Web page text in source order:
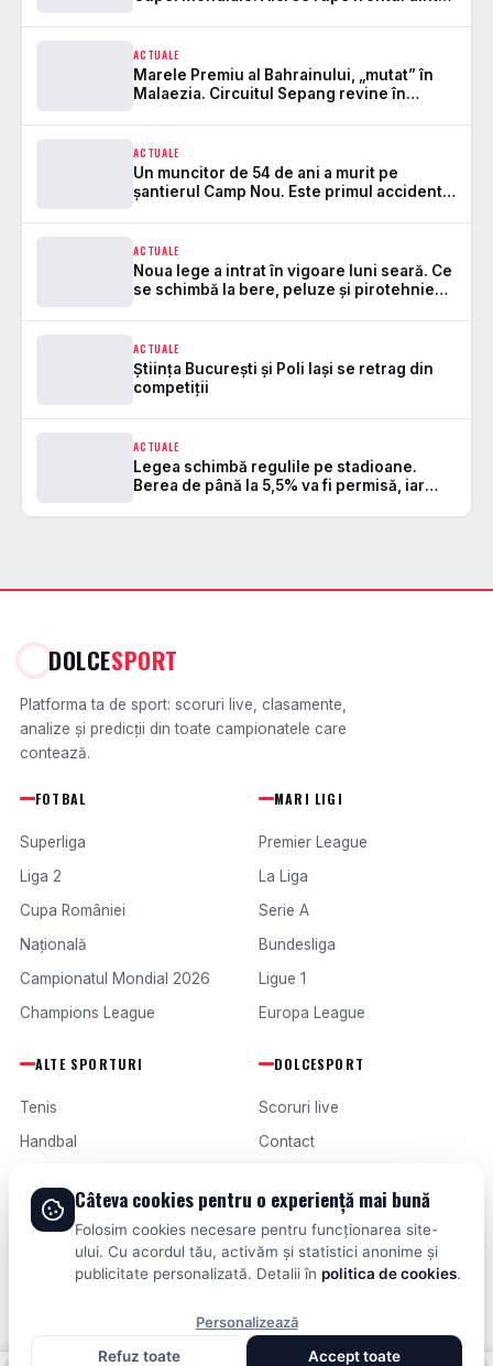
ACTUALE
Marele Premiu al Bahrainului, „mutat” în
Malaezia. Circuitul Sepang revine în
ACTUALE
Un muncitor de 54 de ani a murit pe
șantierul Camp Nou. Este primul accident
ACTUALE
Noua lege a intrat în vigoare luni seară. Ce
se schimbă la bere, peluze și pirotehnie
ACTUALE
Știința București și Poli Iași se retrag din
competiții
ACTUALE
Legea schimbă regulile pe stadioane.
Berea de până la 5,5% va fi permisă, iar
DOLCESPORT
Platforma ta de sport: scoruri live, clasamente,
analize și predicții din toate campionatele care
contează.
FOTBAL
Superliga
Liga 2
Cupa României
Națională
Campionatul Mondial 2026
Champions League
MARI LIGI
Premier League
La Liga
Serie A
Bundesliga
Ligue 1
Europa League
ALTE SPORTURI
Tenis
Handbal
Formula 1
Fotbal intern
Fotbal extern
DOLCESPORT
Scoruri live
Contact
Termeni și condiții
Câteva cookies pentru o experiență mai bună
Folosim cookies necesare pentru funcționarea site-
ului. Cu acordul tău, activăm și statistici anonime și
publicitate personalizată. Detalii în politica de cookies.
Personalizează
Refuz toate
Accept toate